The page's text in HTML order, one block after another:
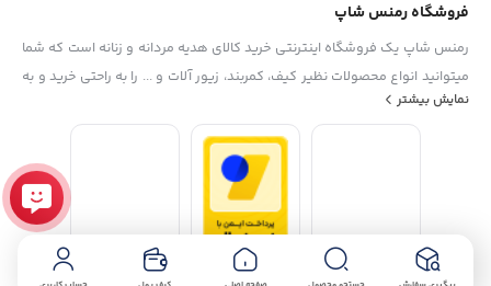
فروشگاه رمنس شاپ
رمنس شاپ یک فروشگاه اینترنتی خرید کالای هدیه مردانه و زنانه است که شما
میتوانید انواع محصولات نظیر کیف، کمربند، زیور آلات و ... را به راحتی خرید و به
دوستان و عزیزانتان هدیه بدهید. آدرس فروشگاه رمنس شاپ: اراک، خیابان
عباس آباد، روبروی پاساژ ساسان، فروشگاه رمنس شاپ ساعات کاری فروشگاه
نمایش بیشتر